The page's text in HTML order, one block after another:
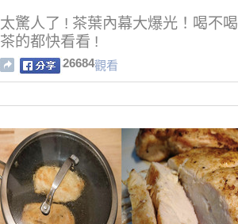
太驚人了 ! 茶葉內幕大爆光！喝不喝
茶的都快看看 !
26684觀看